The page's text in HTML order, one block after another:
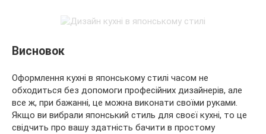
Висновок
Оформлення кухні в японському стилі часом не
обходиться без допомоги професійних дизайнерів, але
все ж, при бажанні, це можна виконати своїми руками.
Якщо ви вибрали японський стиль для своєї кухні, то це
свідчить про вашу здатність бачити в простому